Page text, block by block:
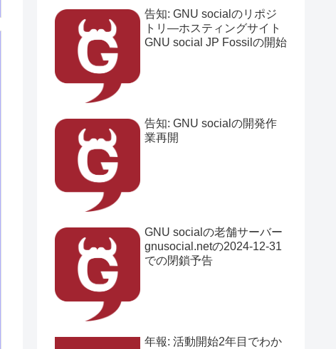
告知: GNU socialのリポジ
トリ―ホスティングサイト
GNU social JP Fossilの開始
告知: GNU socialの開発作
業再開
GNU socialの老舗サーバー
gnusocial.netの2024-12-31
での閉鎖予告
年報: 活動開始2年目でわか